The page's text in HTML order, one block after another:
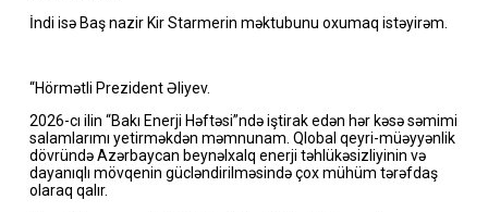
İndi isə Baş nazir Kir Starmerin məktubunu oxumaq istəyirəm.
“Hörmətli Prezident Əliyev.
2026-cı ilin “Bakı Enerji Həftəsi”ndə iştirak edən hər kəsə səmimi
salamlarımı yetirməkdən məmnunam. Qlobal qeyri-müəyyənlik
dövründə Azərbaycan beynəlxalq enerji təhlükəsizliyinin və
dayanıqlı mövqenin gücləndirilməsində çox mühüm tərəfdaş
olaraq qalır.